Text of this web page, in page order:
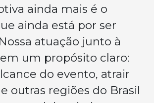
ainda mais é o
ainda está por ser
atuação junto à
um propósito claro:
do evento, atrair
outras regiões do Brasil